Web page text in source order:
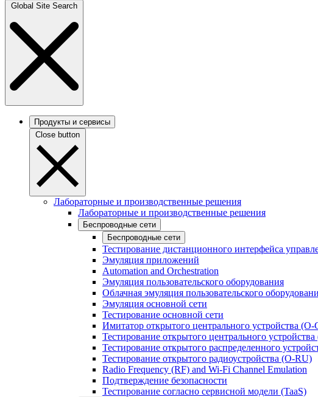
Global Site Search
Продукты и сервисы
Close button
Лабораторные и производственные решения
Лабораторные и производственные решения
Беспроводные сети
Беспроводные сети
Тестирование дистанционного интерфейса
Эмуляция приложений
Automation and Orchestration
Эмуляция пользовательского оборудования
Облачная эмуляция пользовательского
Эмуляция основной сети
Тестирование основной сети
Имитатор открытого центрального устройства (O-
Тестирование открытого центрального
Тестирование открытого распределенного
Тестирование открытого радиоустройства (O-RU)
Radio Frequency (RF) and Wi-Fi Channel Emulation
Подтверждение безопасности
Тестирование согласно сервисной модели (TaaS)